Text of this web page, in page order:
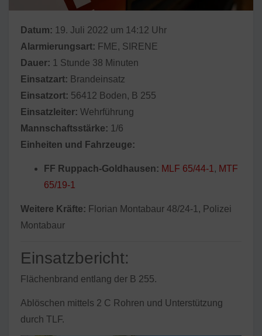
Datum: 19. Juli 2022 um 14:12 Uhr
Alarmierungsart: FME, SIRENE
Dauer: 1 Stunde 38 Minuten
Einsatzart: Brandeinsatz
Einsatzort: 56412 Boden, B 255
Einsatzleiter: Wehrführung
Mannschaftsstärke: 1/6
Einheiten und Fahrzeuge:
FF Ruppach-Goldhausen: MLF 65/44-1 , MTF
65/19-1
Weitere Kräfte: Florian Montabaur 48/24-1, Polizei
Montabaur
Einsatzbericht:
Flächenbrand entlang der B 255.
Ablöschen mittels 2 C Rohren und Unterstützung
durch TLF.